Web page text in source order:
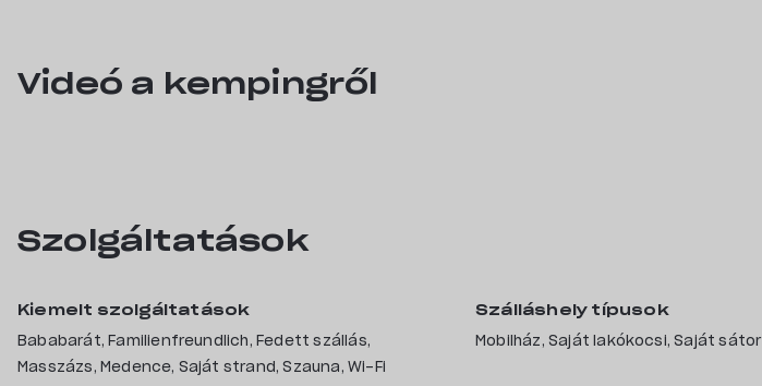
Videó a kempingről
Szolgáltatások
Kiemelt szolgáltatások
Bababarát, Familienfreundlich, Fedett szállás,
Masszázs, Medence, Saját strand, Szauna, Wi-Fi
Szálláshely típusok
Mobilház, Saját lakókocsi, Saját sátor